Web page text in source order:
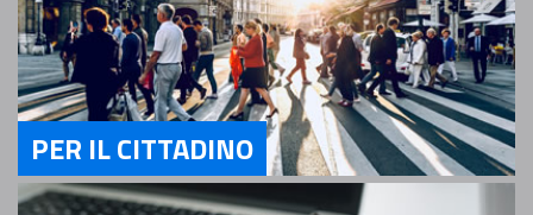
Servizi Per il cittadino
PER IL CITTADINO